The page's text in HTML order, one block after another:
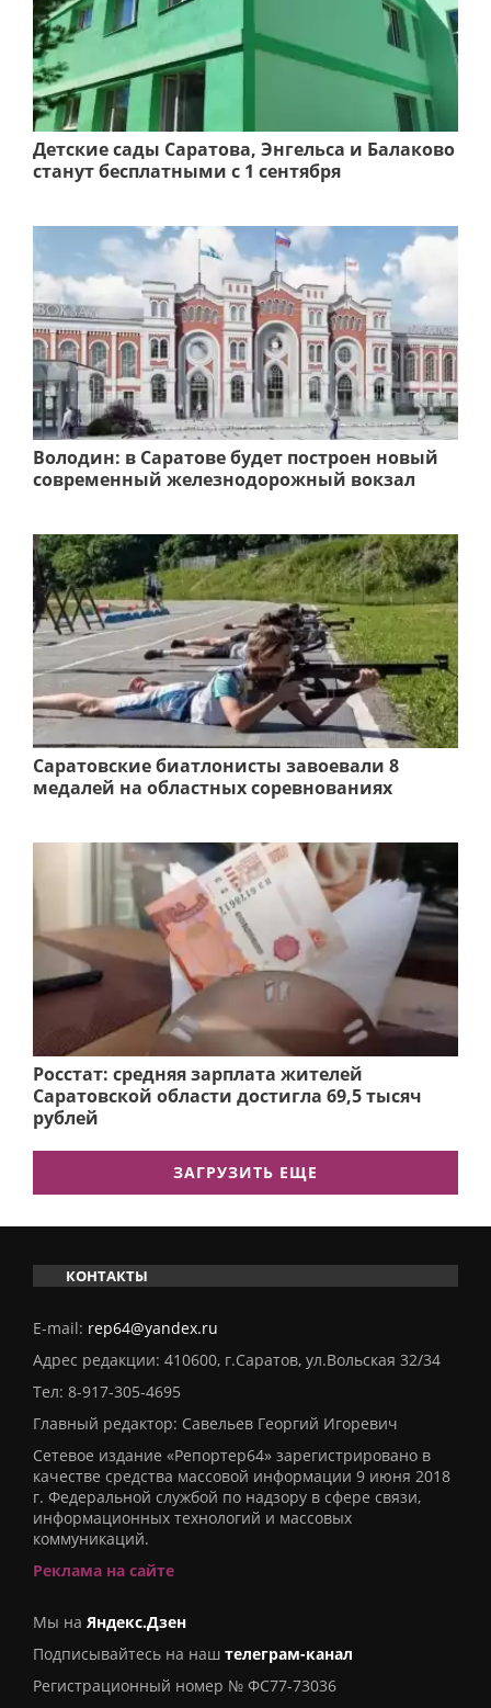
Детские сады Саратова, Энгельса и Балаково
станут бесплатными с 1 сентября
Володин: в Саратове будет построен новый
современный железнодорожный вокзал
Саратовские биатлонисты завоевали 8
медалей на областных соревнованиях
Росстат: средняя зарплата жителей
Саратовской области достигла 69,5 тысяч
рублей
ЗАГРУЗИТЬ ЕЩЕ
КОНТАКТЫ
E-mail: rep64@yandex.ru
Адрес редакции: 410600, г.Саратов, ул.Вольская 32/34
Тел: 8-917-305-4695
Главный редактор: Савельев Георгий Игоревич
Сетевое издание «Репортер64» зарегистрировано в
качестве средства массовой информации 9 июня 2018
г. Федеральной службой по надзору в сфере связи,
информационных технологий и массовых
коммуникаций.
Реклама на сайте
Мы на Яндекс.Дзен
Подписывайтесь на наш телеграм-канал
Регистрационный номер № ФС77-73036